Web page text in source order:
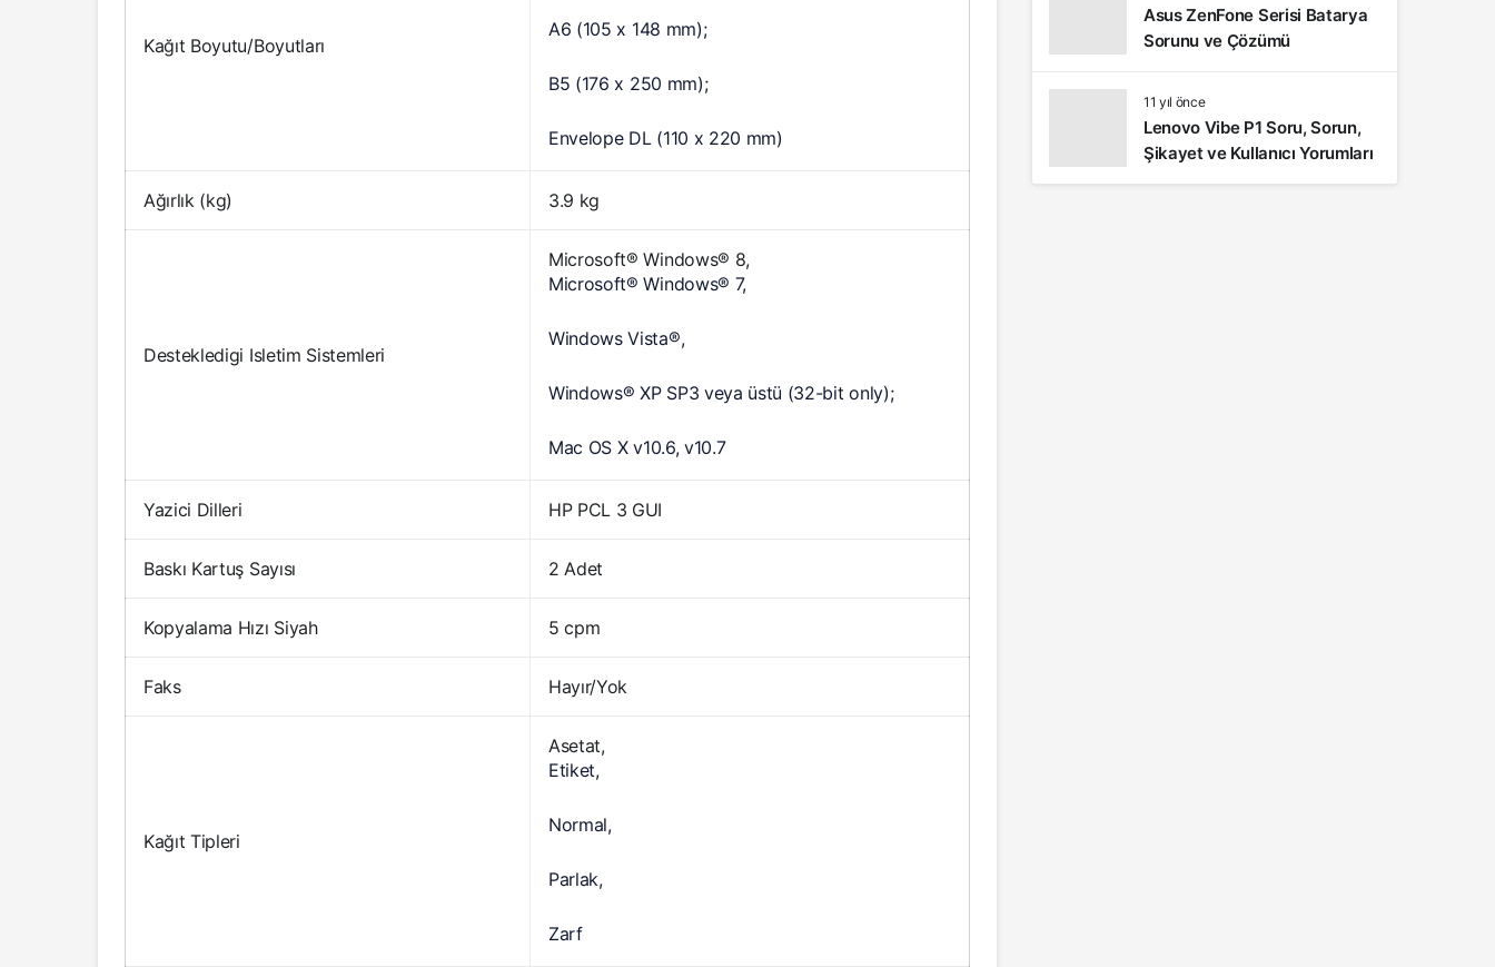
Kağıt Boyutu/Boyutları
A6 (105 x 148 mm);
B5 (176 x 250 mm);
Envelope DL (110 x 220 mm)
Ağırlık (kg) 3.9 kg
Destekledigi Isletim Sistemleri
Microsoft® Windows® 8,
Microsoft® Windows® 7,
Windows Vista®,
Windows® XP SP3 veya üstü (32-bit only);
Mac OS X v10.6, v10.7
Yazici Dilleri HP PCL 3 GUI
Baskı Kartuş Sayısı 2 Adet
Kopyalama Hızı Siyah 5 cpm
Faks Hayır/Yok
Kağıt Tipleri
Asetat,
Etiket,
Normal,
Parlak,
Zarf
Asus ZenFone Serisi Batarya
Sorunu ve Çözümü
11 yıl önce
Lenovo Vibe P1 Soru, Sorun,
Şikayet ve Kullanıcı Yorumları